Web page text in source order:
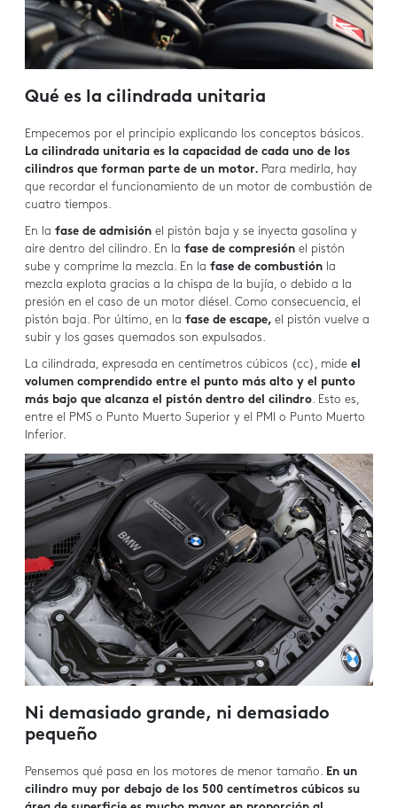
Qué es la cilindrada unitaria
Empecemos por el principio explicando los conceptos básicos.
La cilindrada unitaria es la capacidad de cada uno de los
cilindros que forman parte de un motor. Para medirla, hay
que recordar el funcionamiento de un motor de combustión de
cuatro tiempos.
En la fase de admisiónel pistón baja y se inyecta gasolina y
aire dentro del cilindro. En la fase de compresiónel pistón
sube y comprime la mezcla. En la fase de combustiónla
mezcla explota gracias a la chispa de la bujía, o debido a la
presión en el caso de un motor diésel. Como consecuencia, el
pistón baja. Por último, en la fase de escape, el pistón vuelve a
subir y los gases quemados son expulsados.
La cilindrada, expresada en centímetros cúbicos (cc), mide el
volumen comprendido entre el punto más alto y el punto
más bajo que alcanza el pistón dentro del cilindro. Esto es,
entre el PMS o Punto Muerto Superior y el PMI o Punto Muerto
Inferior.
Ni demasiado grande, ni demasiado
pequeño
Pensemos qué pasa en los motores de menor tamaño. En un
cilindro muy por debajo de los 500 centímetros cúbicos su